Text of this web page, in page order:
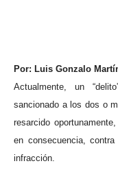
Por: Luis Gonzalo
Actualmente, un
sancionado a los dos o
resarcido
en consecuencia,
infracción.